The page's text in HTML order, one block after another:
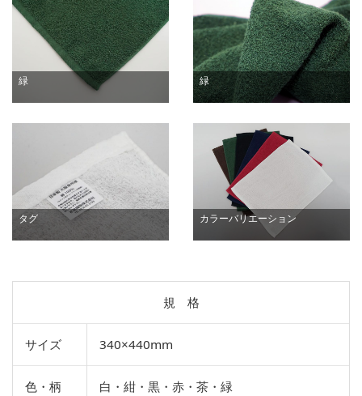
緑 緑
タグ カラーバリエーション
規 格
サイズ 340×440mm
色・柄 白・紺・黒・赤・茶・緑